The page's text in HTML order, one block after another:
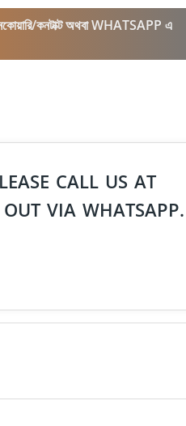
কনটাক্ট অথবা WHATSAPP এ
CALL US AT
VIA WHATSAPP.